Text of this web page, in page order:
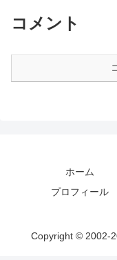
コメント
ホーム
プロフィール
Copyright © 2002-